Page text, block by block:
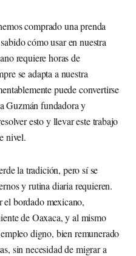
comprado una prenda
cómo usar en nuestra
requiere horas de
se adapta a nuestra
puede convertirse
Guzmán fundadora y
esto y llevar este trabajo
nivel.
la tradición, pero sí se
y rutina diaria requieren.
bordado mexicano,
de Oaxaca, y al mismo
digno, bien remunerado
sin necesidad de migrar a